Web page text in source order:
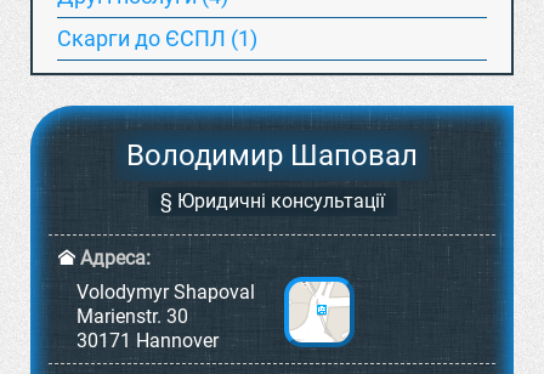
Скарги до ЄСПЛ (1)
Володимир Шаповал
§ Юридичні консультації
Адреса:
Volodymyr Shapoval
Marienstr. 30
30171 Hannover